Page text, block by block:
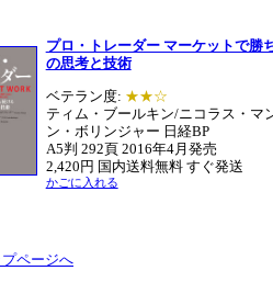
プロ・トレーダー マーケットで勝
の思考と技術
ベテラン度: ★★☆
ティム・ブールキン/ニコラス・マ
ン・ボリンジャー 日経BP
A5判 292頁 2016年4月発売
2,420円 国内送料無料 すぐ発送
かごに入れる
プページへ